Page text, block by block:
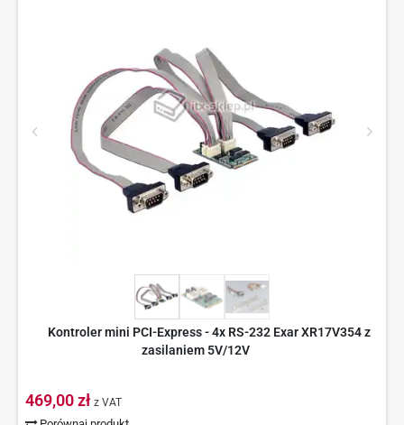
Kontroler mini PCI-Express - 4x RS-232 Exar XR17V354 z
zasilaniem 5V/12V
469,00 zł z VAT